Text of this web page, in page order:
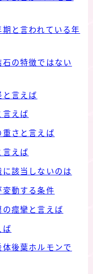
と言われている年
の特徴ではない
言えば
えば
さと言えば
えば
該当しないのは
動する条件
痙攣と言えば
ば
後葉ホルモンで